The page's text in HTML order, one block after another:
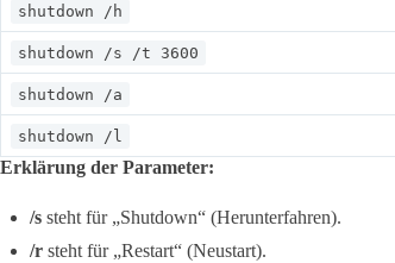
shutdown /h
shutdown /s /t 3600
shutdown /a
shutdown /l
Erklärung der Parameter:
/s steht für „Shutdown“ (Herunterfahren).
/r steht für „Restart“ (Neustart).